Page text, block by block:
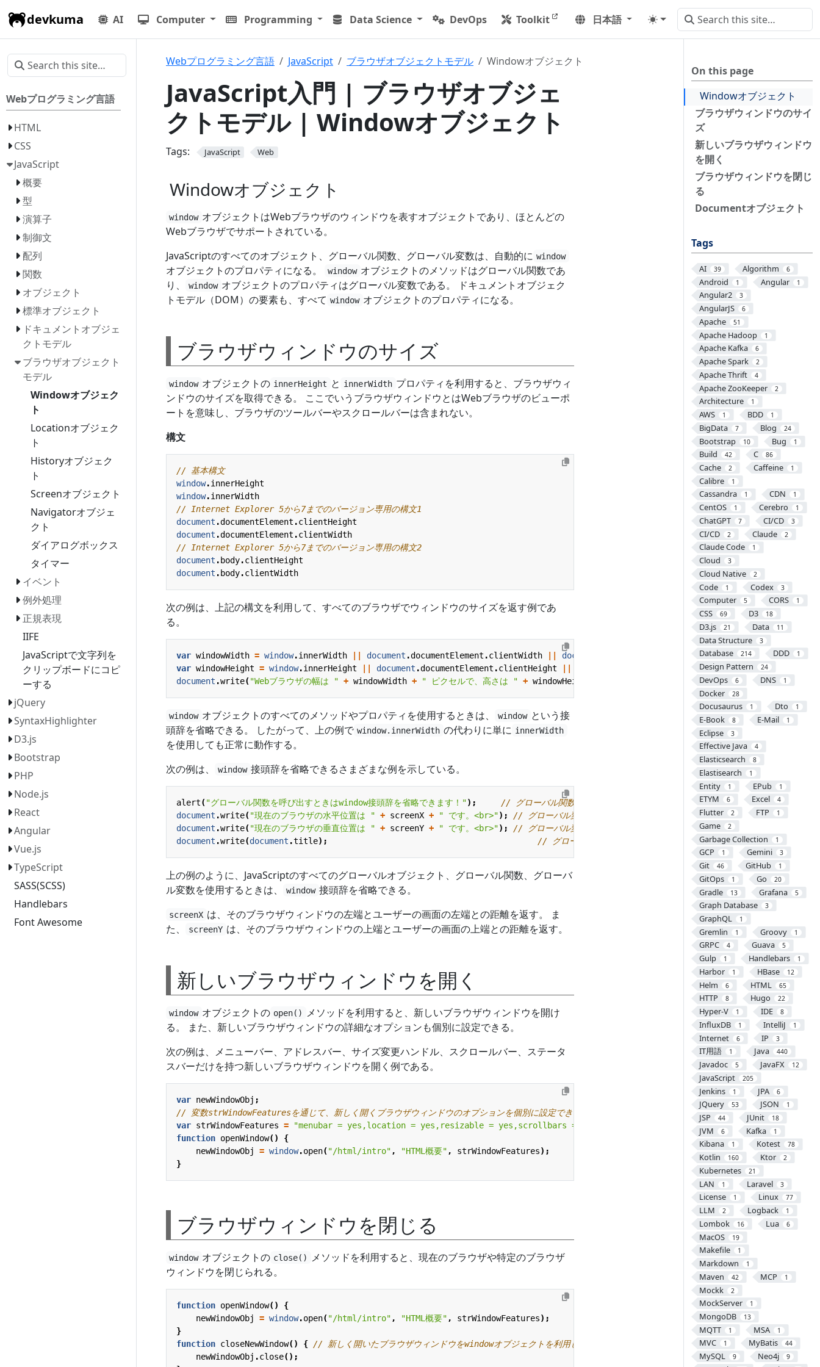
devkuma AI Computer Programming Data Science DevOps Toolkit 日本語
Webプログラミング言語
HTML
CSS
JavaScript
概要
型
演算子
制御文
配列
関数
オブジェクト
標準オブジェクト
ドキュメントオブジェ
クトモデル
ブラウザオブジェクト
モデル
Windowオブジェク
ト
Locationオブジェク
ト
Historyオブジェク
ト
Screenオブジェクト
Navigatorオブジェ
クト
ダイアログボックス
タイマー
イベント
例外処理
正規表現
IIFE
JavaScriptで文字列を
クリップボードにコピ
ーする
jQuery
SyntaxHighlighter
D3.js
Bootstrap
PHP
Node.js
React
Angular
Vue.js
TypeScript
SASS(SCSS)
Handlebars
Font Awesome
On this page
Windowオブジェクト
ブラウザウィンドウのサイ
ズ
新しいブラウザウィンドウ
を開く
ブラウザウィンドウを閉じ
る
Documentオブジェクト
Tags
AI 39 Algorithm 6
Android 1 Angular 1
Angular2 3
AngularJS 6
Apache 51
Apache Hadoop 1
Apache Kafka 6
Apache Spark 2
Apache Thrift 4
Apache ZooKeeper 2
Architecture 1
AWS 1 BDD 1
BigData 7 Blog 24
Bootstrap 10 Bug 1
Build 42 C 86
Cache 2 Caffeine 1
Calibre 1
Cassandra 1 CDN 1
CentOS 1 Cerebro 1
ChatGPT 7 CI/CD 3
CI/CD 2 Claude 2
Claude Code 1
Cloud 3
Cloud Native 2
Code 1 Codex 3
Computer 5 CORS 1
CSS 69 D3 18
D3.js 21 Data 11
Data Structure 3
Database 214 DDD 1
Design Pattern 24
DevOps 6 DNS 1
Docker 28
Docusaurus 1 Dto 1
E-Book 8 E-Mail 1
Eclipse 3
Effective Java 4
Elasticsearch 8
Elastisearch 1
Entity 1 EPub 1
ETYM 6 Excel 4
Flutter 2 FTP 1
Game 2
Garbage Collection 1
GCP 1 Gemini 3
Git 46 GitHub 1
GitOps 1 Go 20
Gradle 13 Grafana 5
Graph Database 3
GraphQL 1
Gremlin 1 Groovy 1
GRPC 4 Guava 5
Gulp 1 Handlebars 1
Harbor 1 HBase 12
Helm 6 HTML 65
HTTP 8 Hugo 22
Hyper-V 1 IDE 8
InfluxDB 1 IntelliJ 1
Internet 6 IP 3
IT用語 1 Java 440
Javadoc 5 JavaFX 12
JavaScript 205
Jenkins 1 JPA 6
JQuery 53 JSON 1
JSP 44 JUnit 18
JVM 6 Kafka 1
Kibana 1 Kotest 78
Kotlin 160 Ktor 2
Kubernetes 21
LAN 1 Laravel 3
License 1 Linux 77
LLM 2 Logback 1
Lombok 16 Lua 6
MacOS 19
Makefile 1
Markdown 1
Maven 42 MCP 1
Mockk 2
MockServer 1
MongoDB 13
MQTT 1 MSA 1
MVC 1 MyBatis 44
MySQL 9 Neo4j 9
Webプログラミング言語 JavaScript ブラウザオブジェクトモデル Windowオブジェクト
JavaScript入門 | ブラウザオブジェ
クトモデル | Windowオブジェクト
Tags: JavaScript Web
Windowオブジェクト
window オブジェクトはWebブラウザのウィンドウを表すオブジェクトであり、ほとんどの
Webブラウザでサポートされている。
JavaScriptのすべてのオブジェクト、グローバル関数、グローバル変数は、自動的に window
オブジェクトのプロパティになる。 window オブジェクトのメソッドはグローバル関数であ
り、
window オブジェクトのプロパティはグローバル変数である。 ドキュメントオブジェク
トモデル（DOM）の要素も、すべて window オブジェクトのプロパティになる。
ブラウザウィンドウのサイズ
window オブジェクトの innerHeight と innerWidth プロパティを利用すると、ブラウザウィ
ンドウのサイズを取得できる。 ここでいうブラウザウィンドウとはWebブラウザのビューポ
ートを意味し、ブラウザのツールバーやスクロールバーは含まれない。
構文
window.innerHeight
window.innerWidth
document .documentElement .clientHeight
document .documentElement .clientWidth
document . body.clientHeight
document . body.clientWidth
次の例は、上記の構文を利用して、すべてのブラウザでウィンドウのサイズを返す例であ
る。
var windowWidth = window.innerWidth document .documentElement .clientWidth document
var windowHeight = window.innerHeight document .documentElement .clientHeight clientHeight;
document .write("Webブラウザの幅は " + windowWidth + " ピクセルで、高さは " + windowHeight
window オブジェクトのすべてのメソッドやプロパティを使用するときは、 window という接
頭辞を省略できる。 したがって、上の例で window.innerWidth の代わりに単に innerWidth
を使用しても正常に動作する。
次の例は、
window 接頭辞を省略できるさまざまな例を示している。
alert("グローバル関数を呼び出すときはwindow接頭辞を省略できます！");
document .write("現在のブラウザの水平位置は " + screenX + " です。<br>");
document .write("現在のブラウザの垂直位置は " + screenY + " です。<br>");
document .write(document .title);
上の例のように、JavaScriptのすべてのグローバルオブジェクト、グローバル関数、グローバ
ル変数を使用するときは、
window 接頭辞を省略できる。
screenX は、そのブラウザウィンドウの左端とユーザーの画面の左端との距離を返す。 ま
た、
screenY は、そのブラウザウィンドウの上端とユーザーの画面の上端との距離を返す。
新しいブラウザウィンドウを開く
window オブジェクトの open()
メソッドを利用すると、新しいブラウザウィンドウを開け
る。 また、新しいブラウザウィンドウの詳細なオプションも個別に設定できる。
次の例は、メニューバー、アドレスバー、サイズ変更ハンドル、スクロールバー、ステータ
スバーだけを持つ新しいブラウザウィンドウを開く例である。
var newWindowObj ;
var strWindowFeatures = "menubar = yes,location = yes,resizable = yes,scrollbars = yes,status = yes"
function openWindow()
{
newWindowObj
= window.open("/html/intro" , "HTML概要" , strWindowFeatures);
}
ブラウザウィンドウを閉じる
window オブジェクトの close()
メソッドを利用すると、現在のブラウザや特定のブラウザ
ウィンドウを閉じられる。
function openWindow()
{
newWindowObj
= window.open("/html/intro" , "HTML概要" , strWindowFeatures);
}
function closeNewWindow() {
newWindowObj .close();